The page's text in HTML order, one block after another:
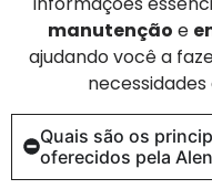
manutenção e
ajudando você a
Quais são os
oferecidos pela